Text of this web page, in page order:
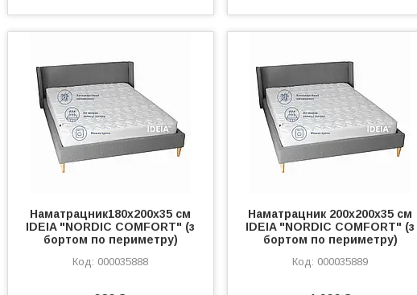
Наматрацник180х200х35 см
IDEIA "NORDIC COMFORT" (з
бортом по периметру)
000035888
Наматрацник 200х200х35 см
IDEIA "NORDIC COMFORT" (з
бортом по периметру)
000035889